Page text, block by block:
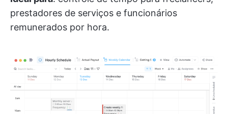
prestadores de serviços e funcionários
remunerados por hora.